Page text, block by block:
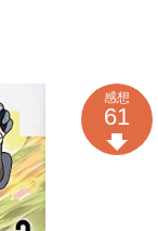
感想
61